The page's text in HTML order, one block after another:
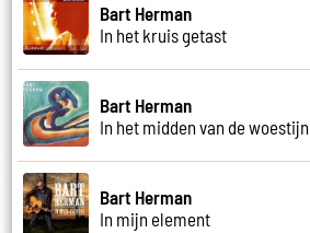
Bart Herman
In het kruis getast
Bart Herman
In het midden van de woestijn
Bart Herman
In mijn element